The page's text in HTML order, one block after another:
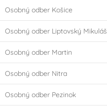
Osobný odber Košice
Osobný odber Liptovský Mikuláš
Osobný odber Martin
Osobný odber Nitra
Osobný odber Pezinok